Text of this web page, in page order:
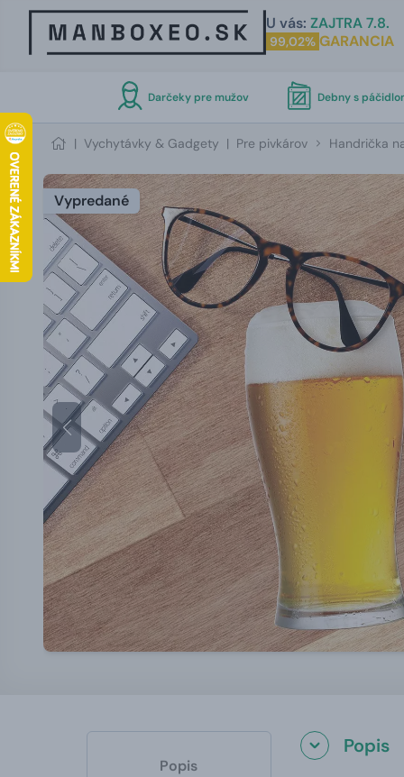
U vás: ZAJTRA 7.8.
99,02% GARANCIA
Darčeky pre mužov Debny s
| Vychytávky & Gadgety | Pre pivkárov Handrička
Vypredané
Popis
Popis